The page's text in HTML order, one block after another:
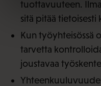
tuottavuuteen.
sitä pitää tietoisesti
Kun työyhteisössä
tarvetta
joustavaa